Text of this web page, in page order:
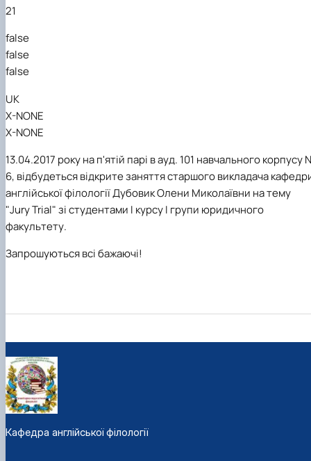
21
false
false
false
UK
X-NONE
X-NONE
13.04.2017 року на п'ятій парі в ауд. 101 навчальногокорпусу
6, відбудеться відкрите заняттястаршоговикладача
англійської філології Дубовик Олени Миколаївни на тему
"Jury Trial" зі студентами I курсу І групи юридичного
факультету.
Запрошуються всі бажаючі!
Кафедра англійської філології